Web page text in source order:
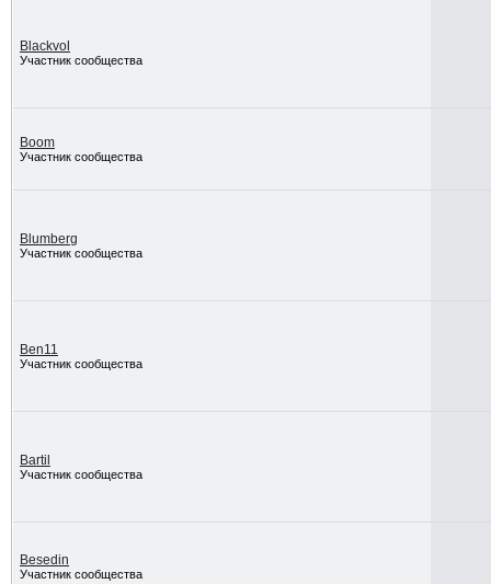
Blackvol
Участник сообщества
Boom
Участник сообщества
Blumberg
Участник сообщества
Ben11
Участник сообщества
Bartil
Участник сообщества
Besedin
Участник сообщества